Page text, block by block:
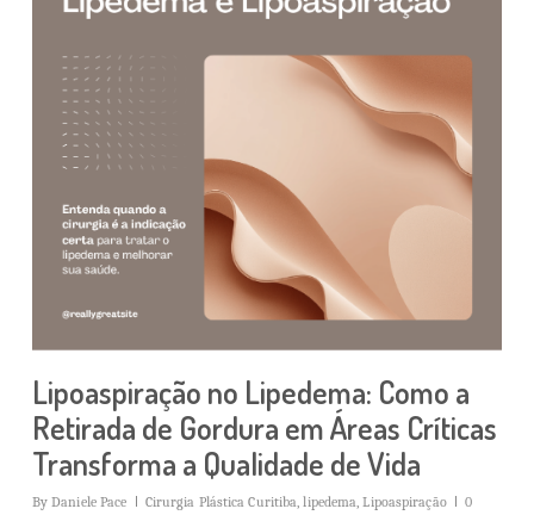
Lipoaspiração no Lipedema: Como a
Retirada de Gordura em Áreas Críticas
Transforma a Qualidade de Vida
By Daniele Pace Cirurgia Plástica Curitiba ,lipedema ,Lipoaspiração 0